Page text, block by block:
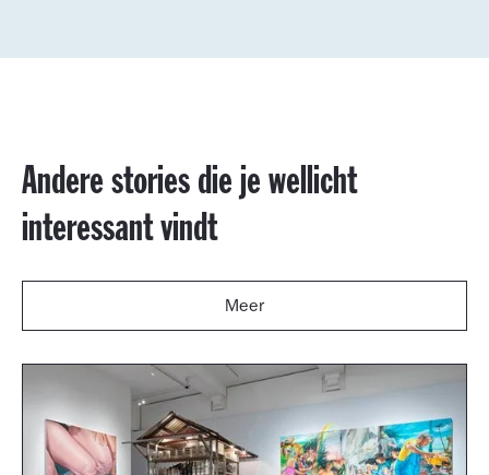
Andere stories die je wellicht
interessant vindt
Meer